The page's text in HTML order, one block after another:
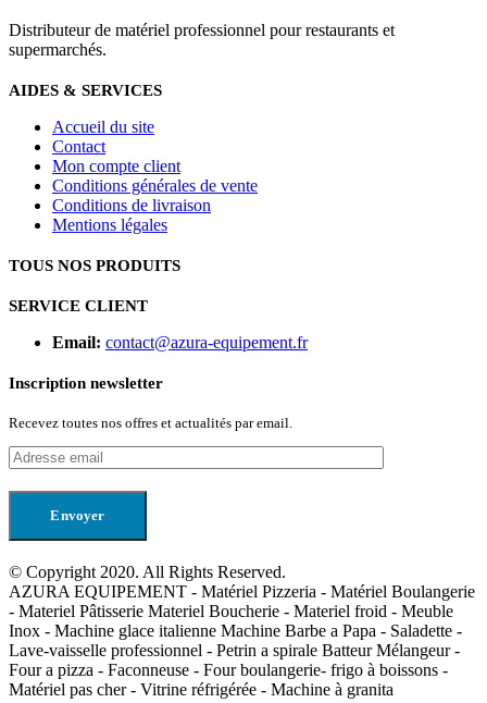
Distributeur de matériel professionnel pour restaurants et
supermarchés.
AIDES & SERVICES
Accueil du site
Contact
Mon compte client
Conditions générales de vente
Conditions de livraison
Mentions légales
TOUS NOS PRODUITS
SERVICE CLIENT
Email: contact@azura-equipement.fr
Inscription newsletter
Recevez toutes nos offres et actualités par email.
© Copyright 2020. All Rights Reserved.
AZURA EQUIPEMENT - Matériel Pizzeria - Matériel Boulangerie
- Materiel Pâtisserie Materiel Boucherie - Materiel froid - Meuble
Inox - Machine glace italienne Machine Barbe a Papa - Saladette -
Lave-vaisselle professionnel - Petrin a spirale Batteur Mélangeur -
Four a pizza - Faconneuse - Four boulangerie- frigo à boissons -
Matériel pas cher - Vitrine réfrigérée - Machine à granita